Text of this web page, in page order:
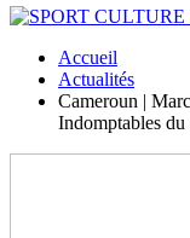
Accueil
Actualités
Cameroun |
Indomptables du